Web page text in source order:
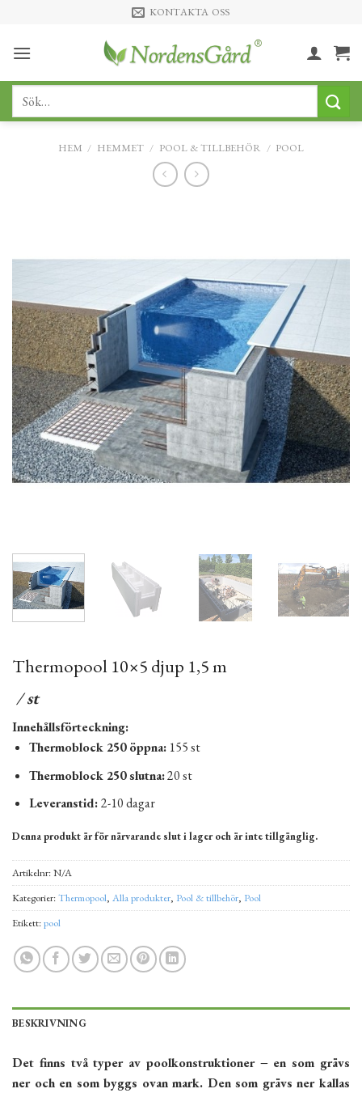
content
KONTAKTA OSS
Sök
HEM / HEMMET / POOL & TILLBEHÖR / POOL
Thermopool 10×5 djup 1,5 m
/ st
Innehållsförteckning:
Thermoblock 250 öppna:155 st
Thermoblock 250 slutna:20 st
Leveranstid:2-10 dagar
Denna produkt är för närvarande slut i lager och är inte tillgänglig.
Alternative:
Artikelnr:N/A
Kategorier:Thermopool, Alla produkter, Pool & tillbehör, Pool
Etikett:pool
BESKRIVNING
Det finns två typer av poolkonstruktioner − en som grävs
ner och en som byggs ovan mark. Den som grävs ner kallas